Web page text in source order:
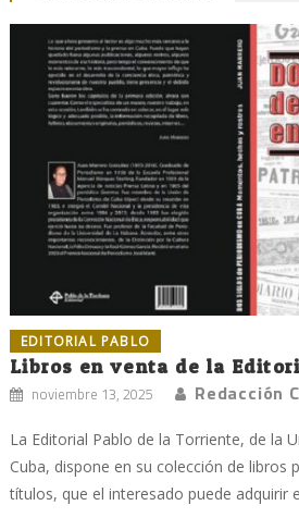
EDITORIAL PABLO
Libros en venta de la
noviembre 13, 2025 Redacción
La Editorial Pablo de la Torriente, de la
Cuba, dispone en su colección de libros
títulos, que el interesado puede adquirir